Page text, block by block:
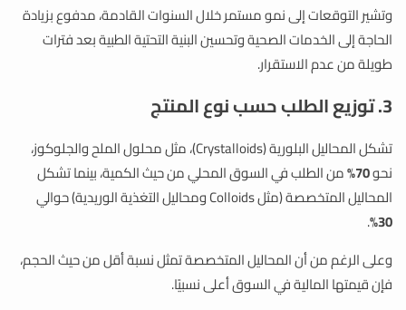
وتشير التوقعات إلى نمو مستمر خلال السنوات القادمة، مدفوع بزيادة
الحاجة إلى الخدمات الصحية وتحسين البنية التحتية الطبية بعد فترات
طويلة من عدم الاستقرار.
3. توزيع الطلب حسب نوع المنتج
تشكل المحاليل البلورية (Crystalloids)، مثل محلول الملح والجلوكوز،
نحو70% من الطلب في السوق المحلي من حيث الكمية، بينما تشكل
المحاليل المتخصصة (مثل Colloids ومحاليل التغذية الوريدية) حوالي
30%
.
وعلى الرغم من أن المحاليل المتخصصة تمثل نسبة أقل من حيث الحجم،
فإن قيمتها المالية في السوق أعلى نسبيًا.